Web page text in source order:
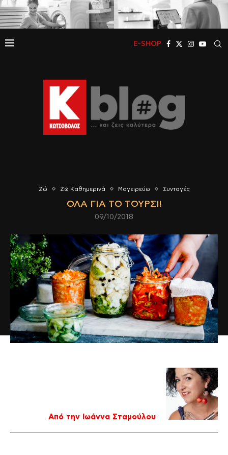
E-SHOP
Ζώ Ζώ Καθημερινά Μαγειρεύω Συνταγές
ΌΛΑ ΓΙΑ ΤΟ ΤΟΥΡΣΊ!
09/10/2018
Από την Ιωάννα Σταμούλου